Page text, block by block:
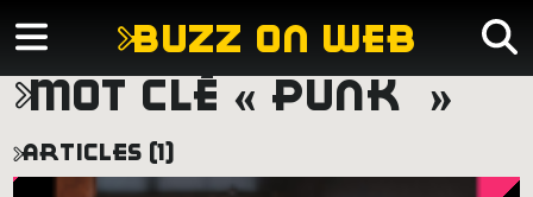
buzz on web
mot clé « punk »
articles (1)